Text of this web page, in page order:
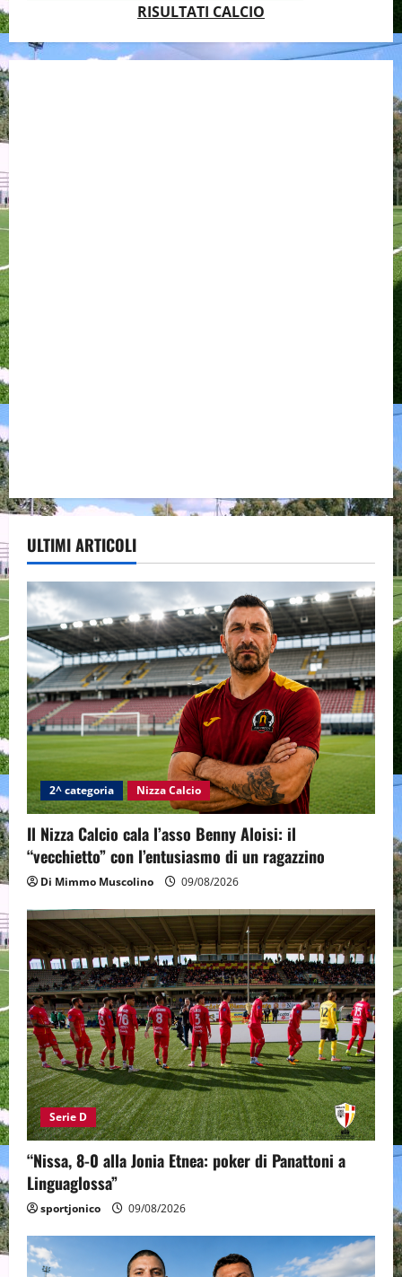
RISULTATI CALCIO
ULTIMI ARTICOLI
2^ categoria Nizza Calcio
Il Nizza Calcio cala l’asso Benny Aloisi: il
“vecchietto” con l’entusiasmo di un ragazzino
Di Mimmo Muscolino 09/08/2026
Serie D
“Nissa, 8-0 alla Jonia Etnea: poker di Panattoni a
Linguaglossa”
sportjonico 09/08/2026